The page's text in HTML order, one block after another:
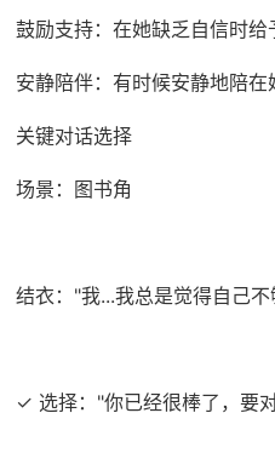
鼓励支持：在她缺乏自信时给
安静陪伴：有时候安静地陪在
关键对话选择
场景：图书角
结衣："我...我总是觉得自己不
✓ 选择："你已经很棒了，要